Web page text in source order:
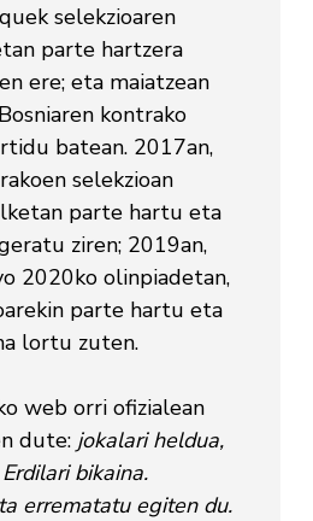
selekzioaren
parte hartzera
ere; eta maiatzean
kontrako
batean. 2017an,
selekzioan
parte hartu eta
ziren; 2019an,
2020ko olinpiadetan,
parte hartu eta
lortu zuten.
web orri ofizialean
dute: jokalari heldua,
Erdilari bikaina.
errematatu egiten du.